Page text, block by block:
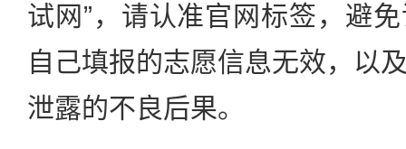
试网”，请认准官网标签，避
自己填报的志愿信息无效，以
泄露的不良后果。